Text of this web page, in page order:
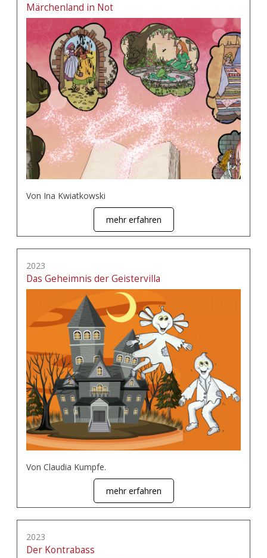
Märchenland in Not
Von Ina Kwiatkowski
mehr erfahren
2023
Das Geheimnis der Geistervilla
Von Claudia Kumpfe.
mehr erfahren
2023
Der Kontrabass